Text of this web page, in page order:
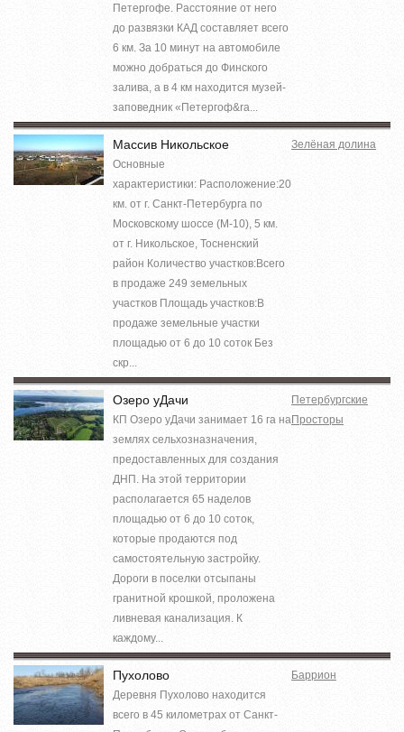
Петергофе. Расстояние от него
до развязки КАД составляет всего
6 км. За 10 минут на автомобиле
можно добраться до Финского
залива, а в 4 км находится музей-
заповедник «Петергоф&ra...
Массив Никольское
Основные
характеристики: Расположение:20
км. от г. Санкт-Петербурга по
Московскому шоссе (М-10), 5 км.
от г. Никольское, Тосненский
район Количество участков:Всего
в продаже 249 земельных
участков Площадь участков:В
продаже земельные участки
площадью от 6 до 10 соток Без
скр...
Зелёная долина
Озеро уДачи
КП Озеро уДачи занимает 16 га на
землях сельхозназначения,
предоставленных для создания
ДНП. На этой территории
располагается 65 наделов
площадью от 6 до 10 соток,
которые продаются под
самостоятельную застройку.
Дороги в поселки отсыпаны
гранитной крошкой, проложена
ливневая канализация. К
каждому...
Петербургские
Просторы
Пухолово
Деревня Пухолово находится
всего в 45 километрах от Санкт-
Баррион